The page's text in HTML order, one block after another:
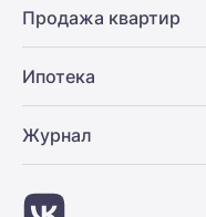
Продажа квартир
Ипотека
Журнал